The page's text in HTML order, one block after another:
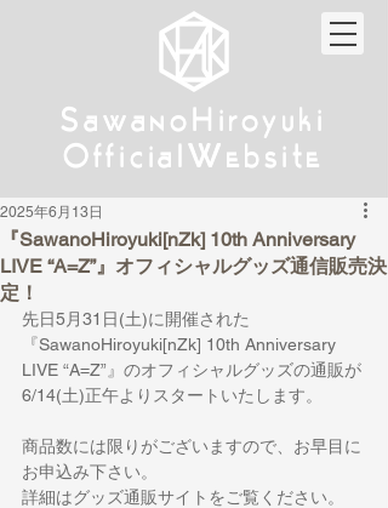
Sa wanoHiroyuki
Official W ebsite
Sa wanoHiroyuki
Official W ebsite
『SawanoHiroyuki[nZk] 10th Anniversary
LIVE “A=Z”』オフィシャルグッズ通信販売決
定！
2025年6月13日
先日5月31日(土)に開催された
『SawanoHiroyuki[nZk] 10th Anniversary
LIVE “A=Z”』のオフィシャルグッズの通販が
6/14(土)正午よりスタートいたします。
商品数には限りがございますので、お早目に
お申込み下さい。
詳細はグッズ通販サイトをご覧ください。